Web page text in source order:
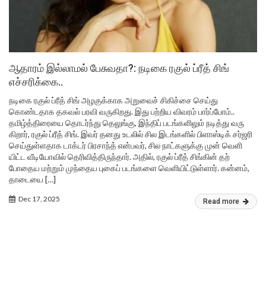
ஆதாரம் இல்லாமல் பேசுவதா?: நடிகை ரகுல் ப்ரீத் சிங்
எச்சரிக்கை..
நடிகை ரகுல் ப்ரீத் சிங் அழகுக்காக அறுவைச் சிகிச்சை செய்து
கொண்டதாக தகவல் பரவி வருகிறது. இது பற்றிய விவரம் பார்ப்போம்..
தமிழ்த்திரையை தொடர்ந்து தெலுங்​கு, இந்​திப் படங்​களிலும் நடித்து வரு​
கிறார், ரகுல் ப்ரீத் சிங். இவர் தனது உடலில் சில இடங்​களில் பிளாஸ்​டிக் சர்​ஜரி
செய்துள்​ள​தாக டாக்​டர் பிர​சாந்த் என்பவர், சில நாட்களுக்கு முன் வெளி​
யிட்ட வீடியோவில் தெரிவித்திருந்​தார். அதில், ரகுல் ப்ரீத் சிங்கின் தற்​
போதைய மற்​றும் முந்​தைய புகைப் ​படங்​களை வெளியிட்​டுள்​ளார். கன்​னம்,
தாடையை […]
Dec 17, 2025 Read more